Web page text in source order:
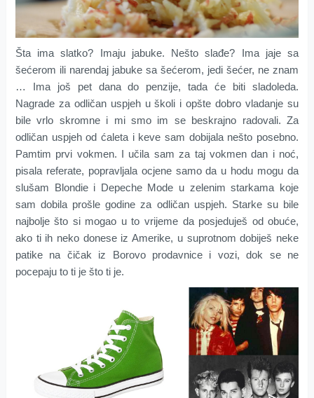
Šta ima slatko? Imaju jabuke. Nešto slađe? Ima jaje sa
šećerom ili narendaj jabuke sa šećerom, jedi šećer, ne znam
… Ima još pet dana do penzije, tada će biti sladoleda.
Nagrade za odličan uspjeh u školi i opšte dobro vladanje su
bile vrlo skromne i mi smo im se beskrajno radovali. Za
odličan uspjeh od ćaleta i keve sam dobijala nešto posebno.
Pamtim prvi vokmen. I učila sam za taj vokmen dan i noć,
pisala referate, popravljala ocjene samo da u hodu mogu da
slušam Blondie i Depeche Mode u zelenim starkama koje
sam dobila prošle godine za odličan uspjeh. Starke su bile
najbolje što si mogao u to vrijeme da posjeduješ od obuće,
ako ti ih neko donese iz Amerike, u suprotnom dobiješ neke
patike na čičak iz Borovo prodavnice i vozi, dok se ne
pocepaju to ti je što ti je.